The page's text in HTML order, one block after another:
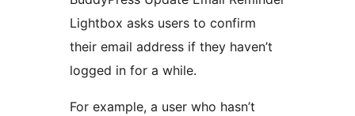
Lightbox asks users to confirm
their email address if they haven’t
logged in for a while.
For example, a user who hasn’t